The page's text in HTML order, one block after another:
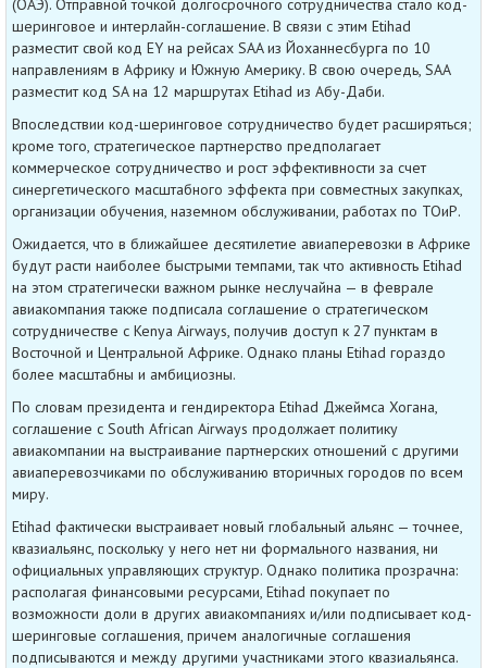
(ОАЭ). Отправной точкой долгосрочного сотрудничества стало код-
шеринговое и интерлайн-соглашение. В связи с этим Etihad
разместит свой код EY на рейсах SAA из Йоханнесбурга по 10
направлениям в Африку и Южную Америку. В свою очередь, SAA
разместит код SA на 12 маршрутах Etihad из Абу-Даби.
Впоследствии код-шеринговое сотрудничество будет расширяться;
кроме того, стратегическое партнерство предполагает
коммерческое сотрудничество и рост эффективности за счет
синергетического масштабного эффекта при совместных закупках,
организации обучения, наземном обслуживании, работах по ТОиР.
Ожидается, что в ближайшее десятилетие авиаперевозки в Африке
будут расти наиболее быстрыми темпами, так что активность Etihad
на этом стратегически важном рынке неслучайна — в феврале
авиакомпания также подписала соглашение о стратегическом
сотрудничестве с Kenya Airways, получив доступ к 27 пунктам в
Восточной и Центральной Африке. Однако планы Etihad гораздо
более масштабны и амбициозны.
По словам президента и гендиректора Etihad Джеймса Хогана,
соглашение с South African Airways продолжает политику
авиакомпании на выстраивание партнерских отношений с другими
авиаперевозчиками по обслуживанию вторичных городов по всем
миру.
Etihad фактически выстраивает новый глобальный альянс — точнее,
квазиальянс, поскольку у него нет ни формального названия, ни
официальных управляющих структур. Однако политика прозрачна:
располагая финансовыми ресурсами, Etihad покупает по
возможности доли в других авиакомпаниях и/или подписывает код-
шеринговые соглашения, причем аналогичные соглашения
подписываются и между другими участниками этого квазиальянса.